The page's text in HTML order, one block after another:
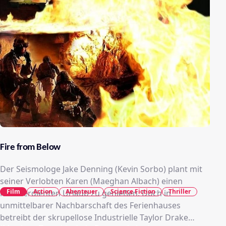
Fire from Below
Der Seismologe Jake Denning (Kevin Sorbo) plant mit
seiner Verlobten Karen (Maeghan Albach) einen
hochverdienten Urlaub zu genießen. Doch in
unmittelbarer Nachbarschaft des Ferienhauses
betreibt der skrupellose Industrielle Taylor Drake
Film Action Abenteuer Science Fiction Thriller